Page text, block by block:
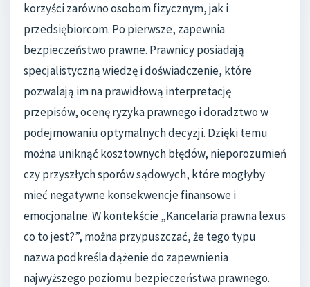
korzyści zarówno osobom fizycznym, jak i
przedsiębiorcom. Po pierwsze, zapewnia
bezpieczeństwo prawne. Prawnicy posiadają
specjalistyczną wiedzę i doświadczenie, które
pozwalają im na prawidłową interpretację
przepisów, ocenę ryzyka prawnego i doradztwo w
podejmowaniu optymalnych decyzji. Dzięki temu
można uniknąć kosztownych błędów, nieporozumień
czy przyszłych sporów sądowych, które mogłyby
mieć negatywne konsekwencje finansowe i
emocjonalne. W kontekście „Kancelaria prawna lexus
co to jest?”, można przypuszczać, że tego typu
nazwa podkreśla dążenie do zapewnienia
najwyższego poziomu bezpieczeństwa prawnego.